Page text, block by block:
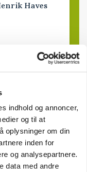
indhold og annoncer,
og til at
oplysninger om din
inden for
og analysepartnere.
data med andre
Haves
03. aug.
03. aug.